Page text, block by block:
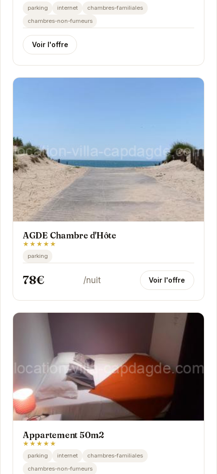
parking internet
chambres-familiales
chambres-non-fumeurs
Voir l'offre
AGDE Chambre d'Hôte
★★★★★
parking
78€ /nuit Voir l'offre
Appartement 50m2
★★★★★
parking internet
chambres-familiales
chambres-non-fumeurs